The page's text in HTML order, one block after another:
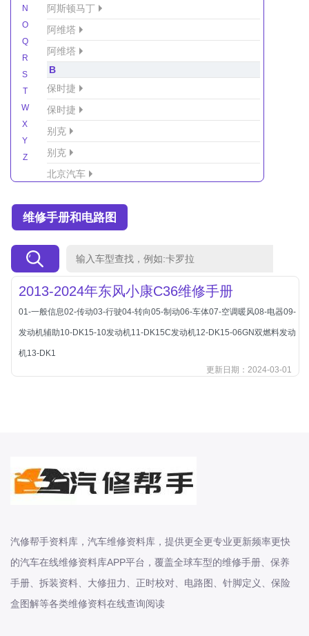
N
O
Q
R
S
T
W
X
Y
Z
阿斯顿马丁
阿维塔
阿维塔
B
保时捷
保时捷
别克
别克
北京汽车
北京越野车
北汽制造
宝马
宝骏
宾利
本田
本田-东风本田
本田-广州本田
维修手册和电路图
2013-2024年东风小康C36维修手册
01-一般信息02-传动03-行驶04-转向05-制动06-车体07-空调暖风08-电器09-
发动机辅助10-DK15-10发动机11-DK15C发动机12-DK15-06GN双燃料发动
机13-DK1
更新日期：2024-03-01
汽修帮手资料库，汽车维修资料库，提供更全更专业更新频率更快
的汽车在线维修资料库APP平台，覆盖全球车型的维修手册、保养
手册、拆装资料、大修扭力、正时校对、电路图、针脚定义、保险
盒图解等各类维修资料在线查询阅读